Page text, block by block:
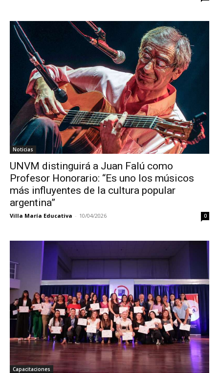
Noticias
UNVM distinguirá a Juan Falú como
Profesor Honorario: “Es uno los músicos
más influyentes de la cultura popular
argentina”
Villa María Educativa - 10/04/2026 0
Capacitaciones